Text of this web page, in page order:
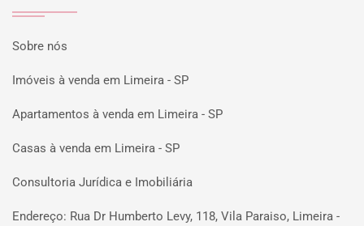
Sobre nós
Imóveis à venda em Limeira - SP
Apartamentos à venda em Limeira - SP
Casas à venda em Limeira - SP
Consultoria Jurídica e Imobiliária
Endereço: Rua Dr Humberto Levy, 118, Vila Paraiso, Limeira -